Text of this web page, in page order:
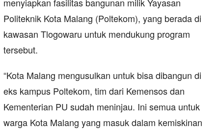
Politeknik Kota Malang (Poltekom), yang berada di
kawasan Tlogowaru untuk mendukung program
tersebut.
“Kota Malang mengusulkan untuk bisa dibangun di
eks kampus Poltekom, tim dari Kemensos dan
Kementerian PU sudah meninjau. Ini semua untuk
warga Kota Malang yang masuk dalam kemiskinan